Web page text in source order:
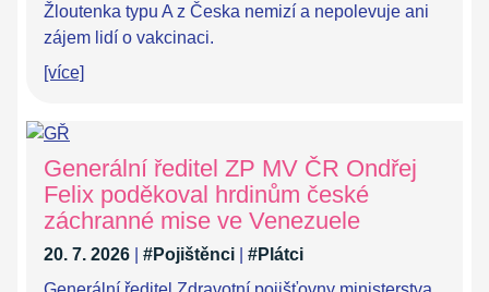
Žloutenka typu A z Česka nemizí a nepolevuje ani
zájem lidí o vakcinaci.
[více]
Generální ředitel ZP MV ČR Ondřej
Felix poděkoval hrdinům české
záchranné mise ve Venezuele
20. 7. 2026 #Pojištěnci
#Plátci